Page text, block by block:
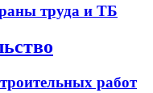
труда и ТБ
работ